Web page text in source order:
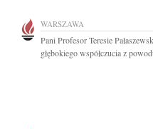
WARSZAWA
Pani Profesor Teresie
głębokiego współczucia z